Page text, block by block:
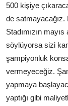
500 kişiye
de satmayacağız.
Stadımızın
söylüyorsa sizi
şampiyonluk
vermeyeceğiz.
yapmaya
yaptığı gibi